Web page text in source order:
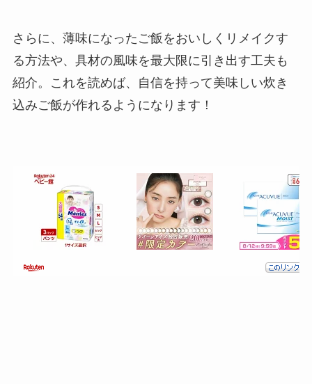
さらに、薄味になったご飯をおいしくリメイクす
る方法や、具材の風味を最大限に引き出す工夫も
紹介。これを読めば、自信を持って美味しい炊き
込みご飯が作れるようになります！